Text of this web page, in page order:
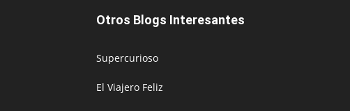
Otros Blogs Interesantes
Supercurioso
El Viajero Feliz